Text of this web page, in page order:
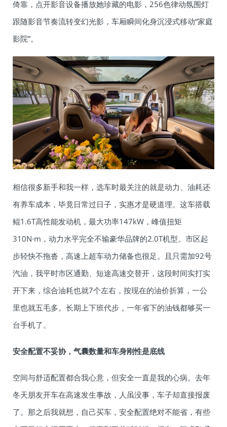
倚靠，点开影音设备播放她珍藏的电影，256色律动氛围灯
跟随影音节奏流转变幻光影，车厢瞬间化身沉浸式移动“家庭
影院”。
相信很多新手和我一样，选车时最关注的就是动力、油耗还
有养车成本，毕竟日常过日子，实惠才是硬道理。这车搭载
鲲1.6T高性能发动机，最大功率147kW，峰值扭矩
310N·m，动力水平完全不输豪华品牌的2.0T机型。市区起
步轻快不拖沓，高速上超车动力储备也很足。且只需加92号
汽油，我平时市区通勤、短途高速交替开，这段时间实打实
开下来，综合油耗也就7个左右，按现在的油价折算，一公
里也就五毛多。长期上下班代步，一年省下的油钱都够买一
台手机了。
安全配置不妥协，气囊数量和车身刚性是底线
空间与舒适配置都合我心意，但安全一直是我的心病。去年
冬天朋友开车在高速发生事故，人虽没事，车子却直接报废
了。那之后我就想，自己买车，安全配置绝对不能省，有些